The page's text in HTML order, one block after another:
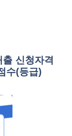
신청자격
수(등급)